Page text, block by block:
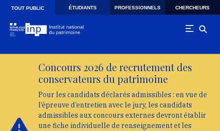
Skip to main navigation
Aller au contenu principal
TOUT PUBLIC ÉTUDIANTS PROFESSIONNELS CHERCHEURS
Concours 2026 de recrutement des
conservateurs du patrimoine
Pour les candidats déclarés admissibles : en vue de
l’épreuve d’entretien avec le jury, les candidats
admissibles aux concours externes devront établir
une fiche individuelle de renseignement et les